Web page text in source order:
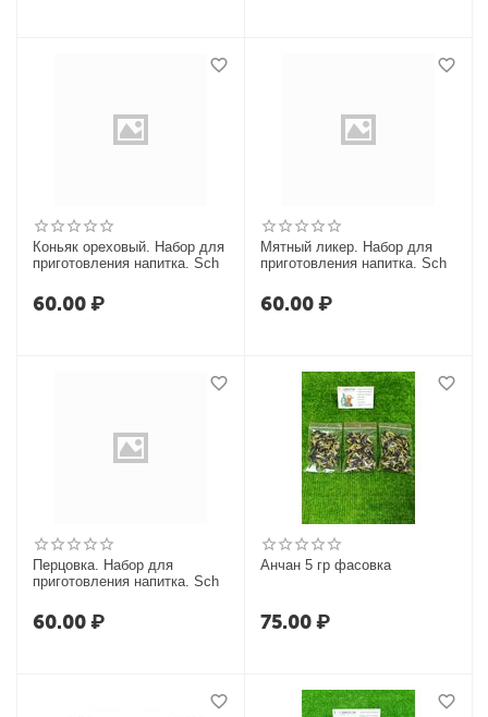
Коньяк ореховый. Набор для
приготовления напитка. Sch
60.00₽
Мятный ликер. Набор для
приготовления напитка. Sch
60.00₽
Перцовка. Набор для
приготовления напитка. Sch
60.00₽
Анчан 5 гр фасовка
75.00₽